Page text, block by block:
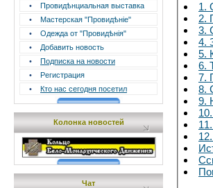
•
Провидѣнциальная выставка
•
Мастерская "Провидѣніе"
•
Одежда от "Провидѣнія"
•
Добавить новость
•
Подписка на новости
•
Регистрация
•
Кто нас сегодня посетил
Колонка новостей
Чат
1.
2.
3.
4.
5.
6.
7.
8.
9.